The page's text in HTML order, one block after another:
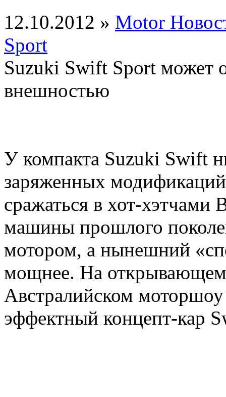
12.10.2012 » Motor
Sport
Suzuki Swift Sport может
внешностью
У компакта Suzuki Swift
заряженных
сражаться в хот-хэтчами
машины прошлого
мотором, а нынешний
мощнее. На
Австралийском
эффектный концепт-кар